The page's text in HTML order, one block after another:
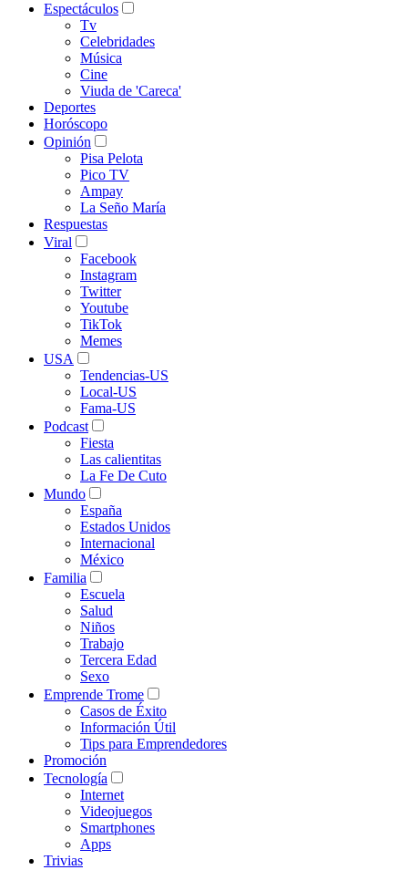
Espectáculos
Tv
Celebridades
Música
Cine
Viuda de 'Careca'
Deportes
Horóscopo
Opinión
Pisa Pelota
Pico TV
Ampay
La Seño María
Respuestas
Viral
Facebook
Instagram
Twitter
Youtube
TikTok
Memes
USA
Tendencias-US
Local-US
Fama-US
Podcast
Fiesta
Las calientitas
La Fe De Cuto
Mundo
España
Estados Unidos
Internacional
México
Familia
Escuela
Salud
Niños
Trabajo
Tercera Edad
Sexo
Emprende Trome
Casos de Éxito
Información Útil
Tips para Emprendedores
Promoción
Tecnología
Internet
Videojuegos
Smartphones
Apps
Trivias